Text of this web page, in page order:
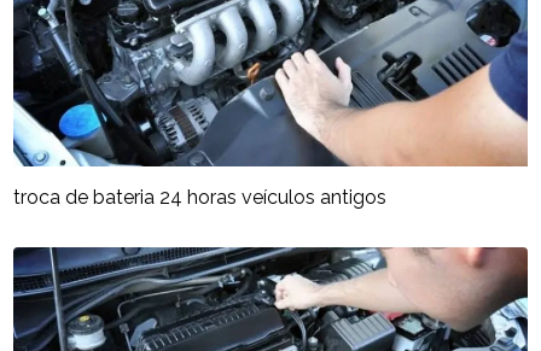
troca de bateria 24 horas veículos antigos